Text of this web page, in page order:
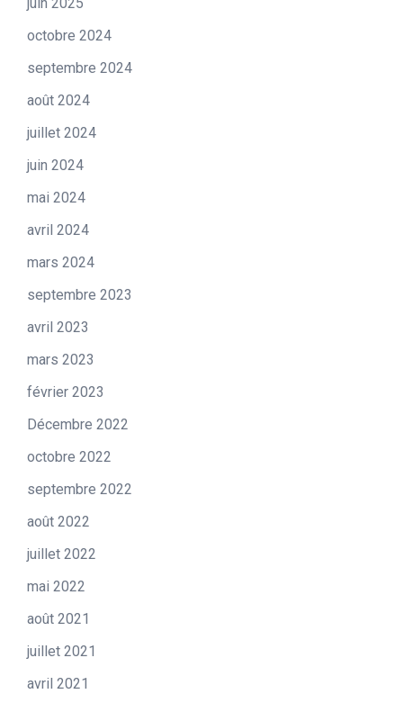
octobre 2024
septembre 2024
août 2024
juillet 2024
juin 2024
mai 2024
avril 2024
mars 2024
septembre 2023
avril 2023
mars 2023
février 2023
Décembre 2022
octobre 2022
septembre 2022
août 2022
juillet 2022
mai 2022
août 2021
juillet 2021
avril 2021